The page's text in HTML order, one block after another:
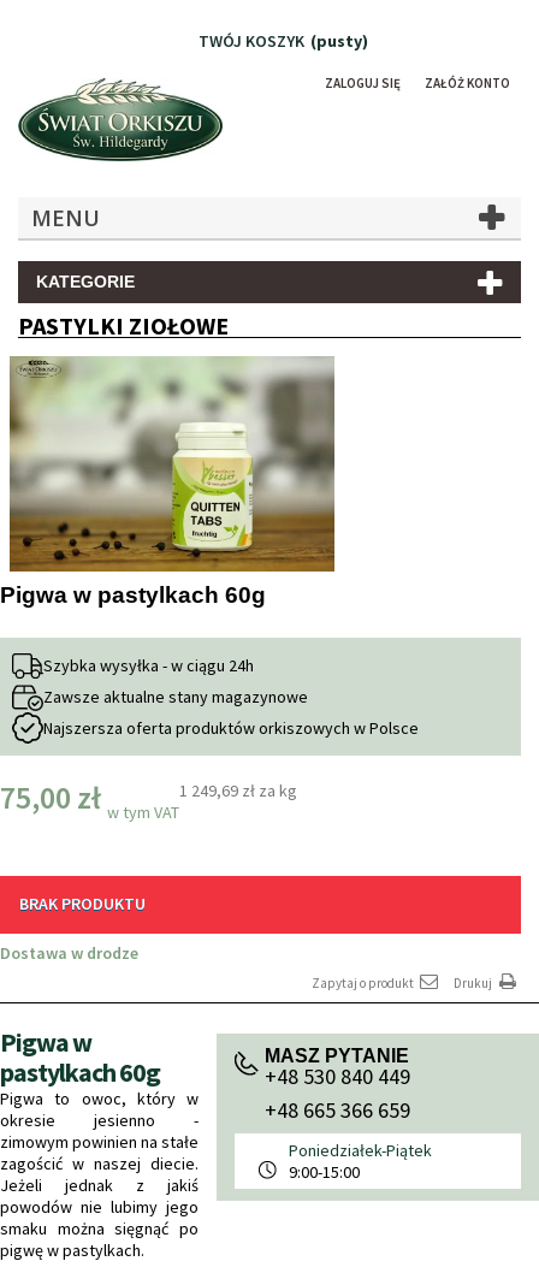
TWÓJ KOSZYK (pusty)
ZALOGUJ SIĘ ZAŁÓŻ KONTO
MENU
KATEGORIE
PASTYLKI ZIOŁOWE
Pigwa w pastylkach 60g
Szybka wysyłka - w ciągu 24h
Zawsze aktualne stany magazynowe
Najszersza oferta produktów orkiszowych w Polsce
75,00 zł w tym VAT
1 249,69 zł za kg
BRAK PRODUKTU
Dostawa w drodze
Zapytaj o produkt Drukuj
MASZ PYTANIE
+48 530 840 449
+48 665 366 659
Poniedziałek-Piątek
9:00-15:00
Pigwa w
pastylkach 60g
Pigwa to owoc, który w
okresie jesienno -
zimowym powinien na stałe
zagościć w naszej diecie.
Jeżeli jednak z jakiś
powodów nie lubimy jego
smaku można sięgnąć po
pigwę w pastylkach.